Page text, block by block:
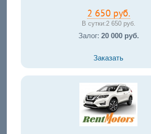
2 650 руб.
В сутки:2 650 руб.
Залог: 20 000 руб.
Заказать